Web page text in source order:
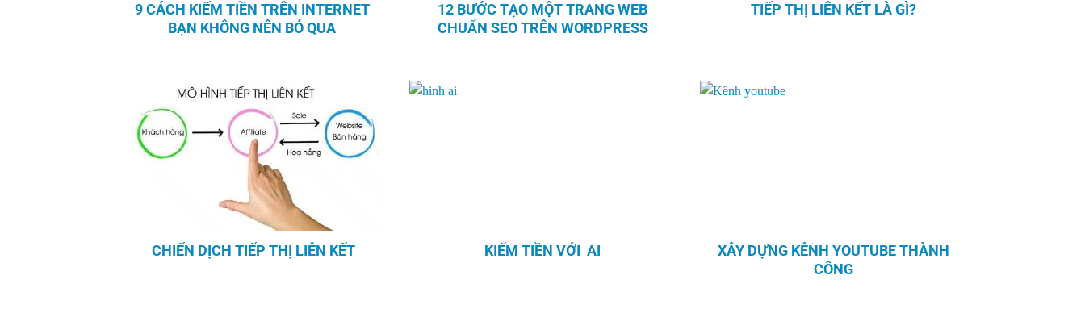
9 CÁCH KIẾM TIỀN TRÊN INTERNET
BẠN KHÔNG NÊN BỎ QUA
12 BƯỚC TẠO MỘT TRANG WEB
CHUẨN SEO TRÊN WORDPRESS
TIẾP THỊ LIÊN KẾT LÀ GÌ?
CHIẾN DỊCH TIẾP THỊ LIÊN KẾT KIẾM TIỀN VỚI AI
XÂY DỰNG KÊNH YOUTUBE THÀNH
CÔNG